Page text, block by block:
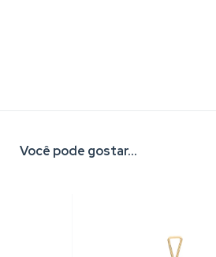
Você pode gostar...